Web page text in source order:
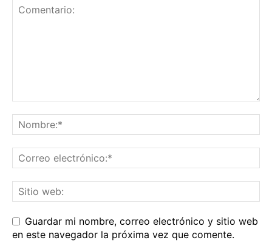
Guardar mi nombre, correo electrónico y sitio web
en este navegador la próxima vez que comente.